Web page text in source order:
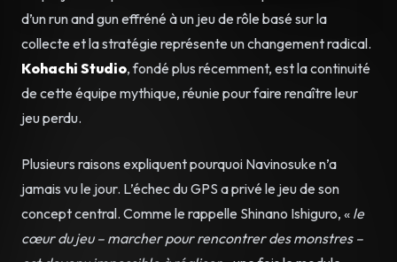
d’un run and gun effréné à un jeu de rôle basé sur la
collecte et la stratégie représente un changement radical.
Kohachi Studio, fondé plus récemment, est la continuité
de cette équipe mythique, réunie pour faire renaître leur
jeu perdu.
Plusieurs raisons expliquent pourquoi Navinosuke n’a
jamais vu le jour. L’échec du GPS a privé le jeu de son
concept central. Comme le rappelle Shinano Ishiguro, « le
cœur du jeu – marcher pour rencontrer des monstres –